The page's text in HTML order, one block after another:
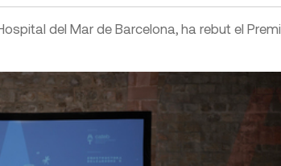
del Mar de Barcelona, ha rebut el Premi